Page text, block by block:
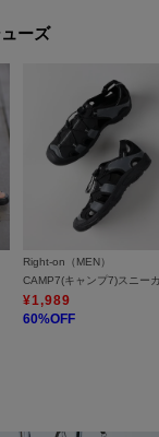
ーズ
Right-on（MEN）
¥1,989
60%OFF